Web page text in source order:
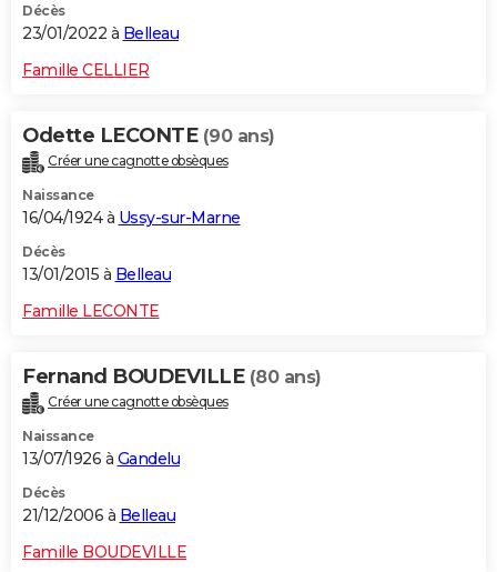
S'inscrire
Se connecter
Lycées
Collèges
Primaires
Universités
Entreprises
Service militaire
Avis de recherche
AVIS DE DÉCÈS
FORUM
Bricolage
Lifestyle
Culture
Auto
Television
Voyage
Cinema
Décès
23/01/2022 à Belleau
Famille CELLIER
Odette LECONTE (90 ans)
Créer une cagnotte obsèques
Naissance
16/04/1924 à Ussy-sur-Marne
Décès
13/01/2015 à Belleau
Famille LECONTE
Fernand BOUDEVILLE (80 ans)
Créer une cagnotte obsèques
Naissance
13/07/1926 à Gandelu
Décès
21/12/2006 à Belleau
Famille BOUDEVILLE